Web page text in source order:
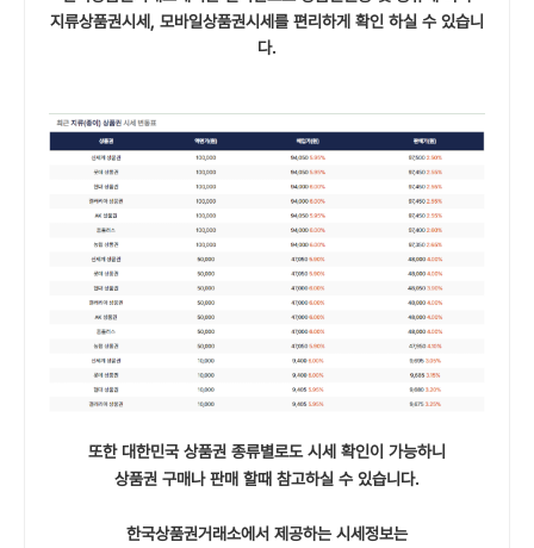
지류상품권시세, 모바일상품권시세를 편리하게 확인 하실 수 있습니
다.
또한 대한민국 상품권 종류별로도 시세 확인이 가능하니
상품권 구매나 판매 할때 참고하실 수 있습니다.
한국상품권거래소에서 제공하는 시세정보는